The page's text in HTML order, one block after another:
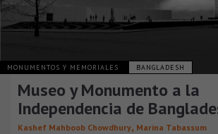
MONUMENTOS Y MEMORIALES BANGLADESH
Museo y Monumento a la
Independencia de
Kashef Mahboob Chowdhury, Marina Tabassum